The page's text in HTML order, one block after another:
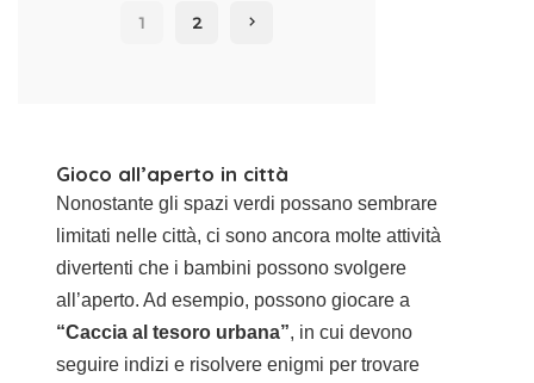
1 2
Gioco all’aperto in città
Nonostante gli spazi verdi possano sembrare
limitati nelle città, ci sono ancora molte attività
divertenti che i bambini possono svolgere
all’aperto. Ad esempio, possono giocare a
“Caccia al tesoro urbana”, in cui devono
seguire indizi e risolvere enigmi per trovare